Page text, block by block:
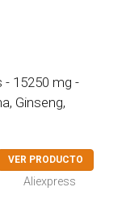
- 15250 mg -
Ginseng,
VER PRODUCTO
Aliexpress